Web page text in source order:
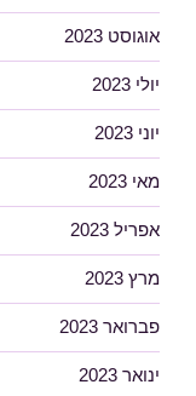
אוגוסט 2023
יולי 2023
יוני 2023
מאי 2023
אפריל 2023
מרץ 2023
פברואר 2023
ינואר 2023